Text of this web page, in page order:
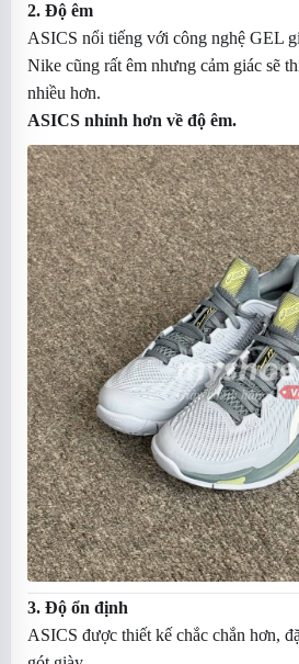
2. Độ êm
ASICS nổi tiếng với công nghệ GEL
Nike cũng rất êm nhưng cảm giác sẽ
nhiều hơn.
ASICS nhỉnh hơn về độ êm.
3. Độ ổn định
ASICS được thiết kế chắc chắn hơn,